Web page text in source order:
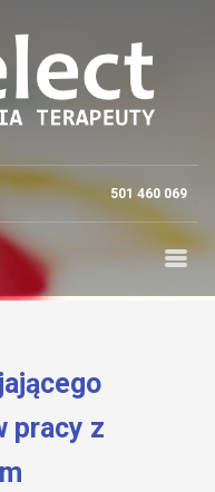
501 460 069
pracy z